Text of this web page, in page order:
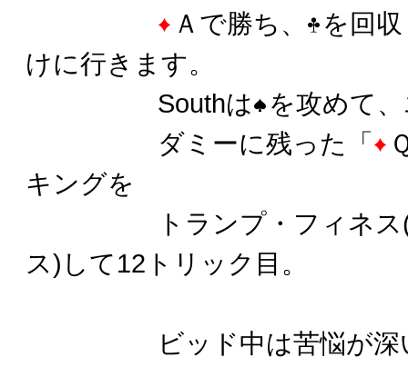
Ａで勝ち、
を回
けに行きます。
Southは
を攻めて
ダミーに残った「
キングを
トランプ・フィネス(ラ
ス)して12トリック目。
ビッド中は苦悩が深い